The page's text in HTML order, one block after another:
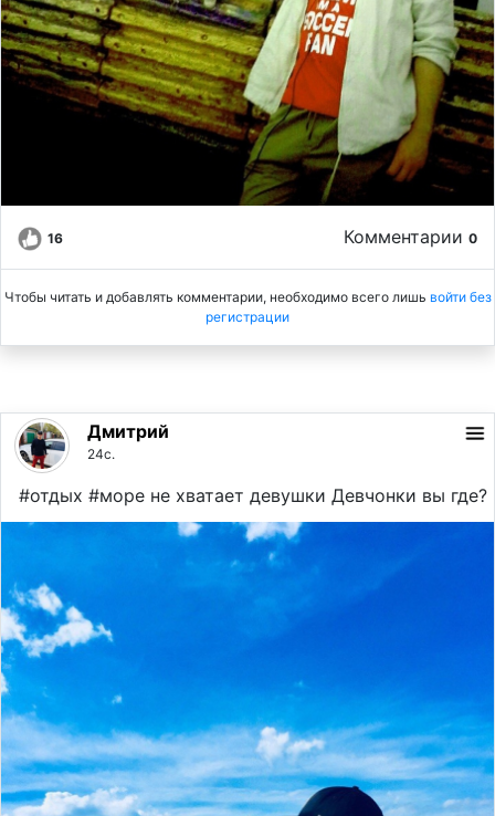
16 Комментарии 0
Чтобы читать и добавлять комментарии, необходимо всего лишь войти без
регистрации
Дмитрий
24с.
#отдых #море не хватает девушки Девчонки вы где?